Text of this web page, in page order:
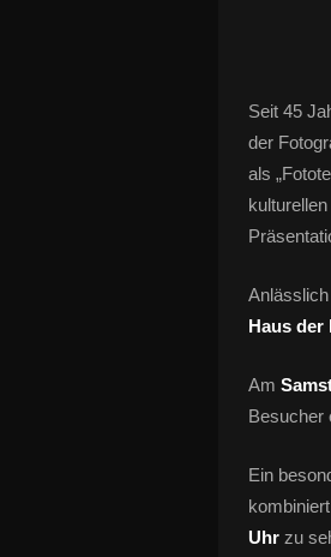
Seit 45
der
als
Haus der
Am
Besucher
Ein
Uhr zu